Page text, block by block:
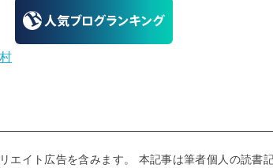
エイト広告を含みます。 本記事は筆者個人の読